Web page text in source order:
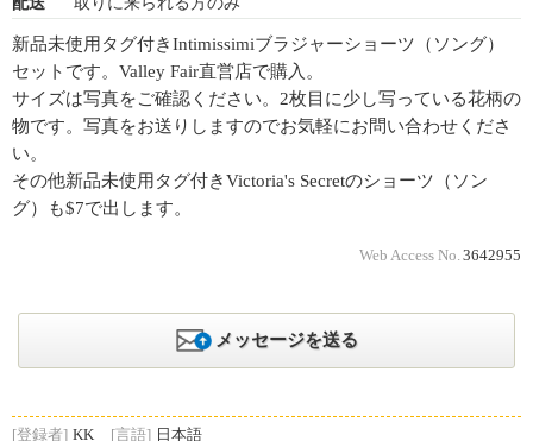
新品未使用タグ付きIntimissimiブラジャーショーツ（ソング）
セットです。Valley Fair直営店で購入。
サイズは写真をご確認ください。2枚目に少し写っている花柄の
物です。写真をお送りしますのでお気軽にお問い合わせくださ
い。
その他新品未使用タグ付きVictoria's Secretのショーツ（ソン
グ）も$7で出します。
Web Access No. 3642955
メッセージを送る
[登録者] KK [言語] 日本語